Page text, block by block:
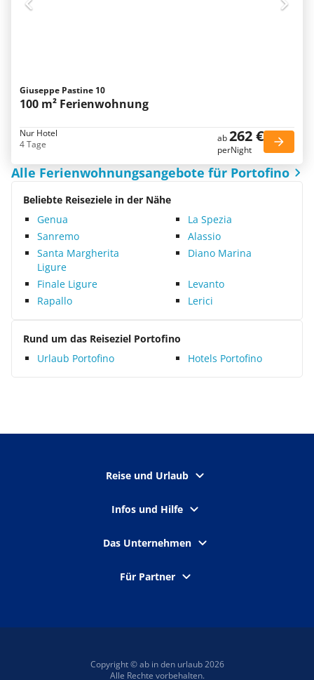
Giuseppe Pastine 10
100 m² Ferienwohnung
Nur Hotel
4 Tage
ab262 €
perNight
Alle Ferienwohnungsangebote für Portofino
Beliebte Reiseziele in der Nähe
Genua
La Spezia
Sanremo
Alassio
Santa Margherita
Ligure
Diano Marina
Finale Ligure
Levanto
Rapallo
Lerici
Rund um das Reiseziel Portofino
Urlaub Portofino
Hotels Portofino
Reise und Urlaub
Infos und Hilfe
Das Unternehmen
Für Partner
Copyright © ab in den urlaub 2026
Alle Rechte vorbehalten.